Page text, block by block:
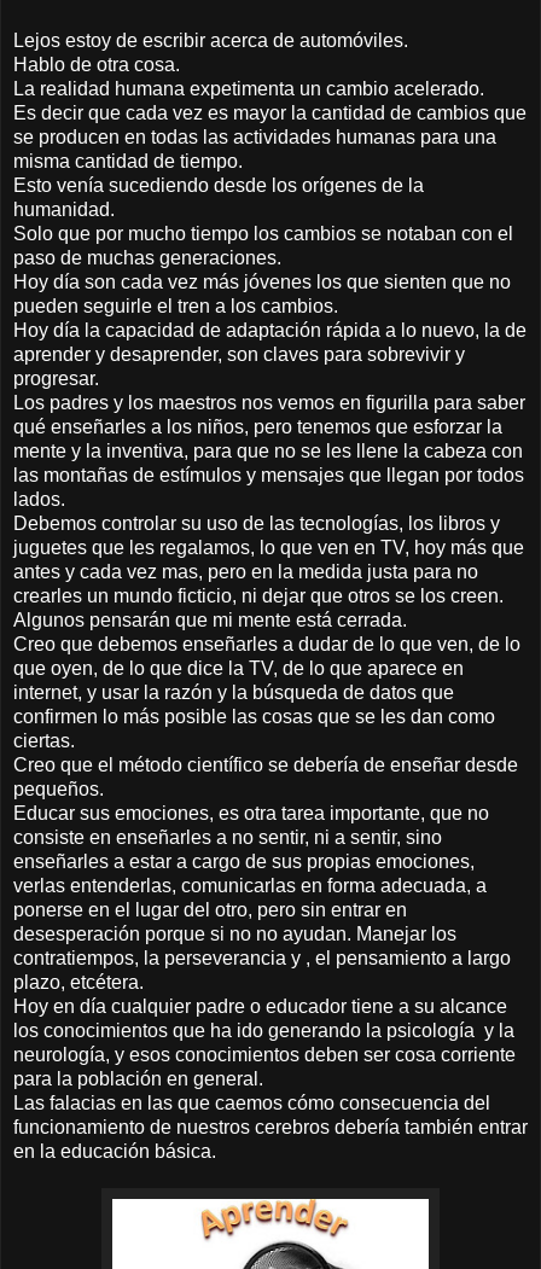
Lejos estoy de escribir acerca de automóviles.
Hablo de otra cosa.
La realidad humana expetimenta un cambio acelerado.
Es decir que cada vez es mayor la cantidad de cambios que
se producen en todas las actividades humanas para una
misma cantidad de tiempo.
Esto venía sucediendo desde los orígenes de la
humanidad.
Solo que por mucho tiempo los cambios se notaban con el
paso de muchas generaciones.
Hoy día son cada vez más jóvenes los que sienten que no
pueden seguirle el tren a los cambios.
Hoy día la capacidad de adaptación rápida a lo nuevo, la de
aprender y desaprender, son claves para sobrevivir y
progresar.
Los padres y los maestros nos vemos en figurilla para saber
qué enseñarles a los niños, pero tenemos que esforzar la
mente y la inventiva, para que no se les llene la cabeza con
las montañas de estímulos y mensajes que llegan por todos
lados.
Debemos controlar su uso de las tecnologías, los libros y
juguetes que les regalamos, lo que ven en TV, hoy más que
antes y cada vez mas, pero en la medida justa para no
crearles un mundo ficticio, ni dejar que otros se los creen.
Algunos pensarán que mi mente está cerrada.
Creo que debemos enseñarles a dudar de lo que ven, de lo
que oyen, de lo que dice la TV, de lo que aparece en
internet, y usar la razón y la búsqueda de datos que
confirmen lo más posible las cosas que se les dan como
ciertas.
Creo que el método científico se debería de enseñar desde
pequeños.
Educar sus emociones, es otra tarea importante, que no
consiste en enseñarles a no sentir, ni a sentir, sino
enseñarles a estar a cargo de sus propias emociones,
verlas entenderlas, comunicarlas en forma adecuada, a
ponerse en el lugar del otro, pero sin entrar en
desesperación porque si no no ayudan. Manejar los
contratiempos, la perseverancia y , el pensamiento a largo
plazo, etcétera.
Hoy en día cualquier padre o educador tiene a su alcance
los conocimientos que ha ido generando la psicología y la
neurología, y esos conocimientos deben ser cosa corriente
para la población en general.
Las falacias en las que caemos cómo consecuencia del
funcionamiento de nuestros cerebros debería también entrar
en la educación básica.